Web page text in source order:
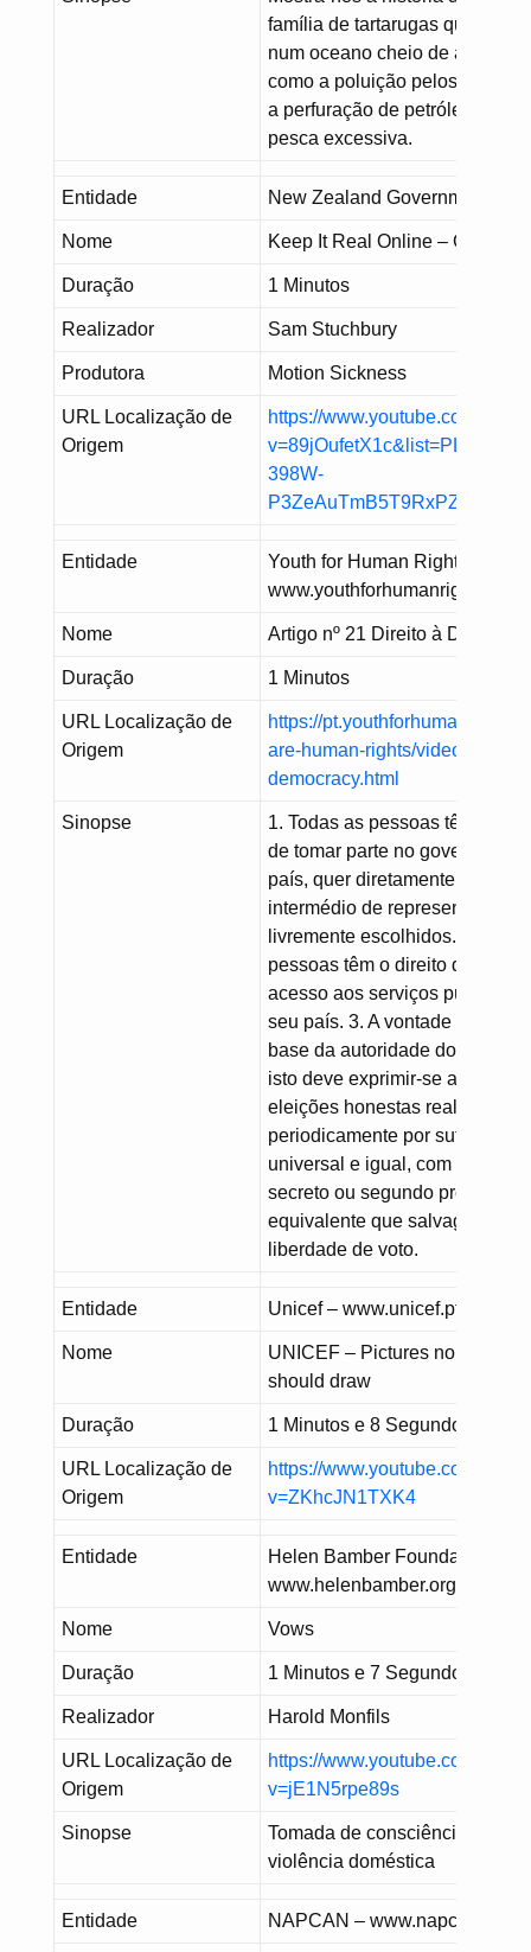
família de tartarugas que vive
num oceano cheio de
como a poluição pelos
a perfuração de petróleo e a
pesca excessiva.
Entidade New Zealand Government –
Nome Keep It Real Online –
Duração 1 Minutos
Realizador Sam Stuchbury
Produtora Motion Sickness
URL Localização de
Origem
https://www.youtube.com/
v=89jOufetX1c&list=PL63ZI-
398W-
Entidade
Youth for Human Rights –
www.youthforhumanrights.org
Nome Artigo nº 21 Direito à
Duração 1 Minutos
URL Localização de
Origem
https://
are-human-rights/videos/right-
democracy.html
Sinopse
1. Todas as pessoas têm o
de tomar parte no governo do
país, quer diretamente, quer
intermédio de representantes
livremente escolhidos. Todas
pessoas têm o direito de igual
acesso aos serviços públicos
seu país. 3. A vontade do povo
base da autoridade do
isto deve exprimir-se através
eleições honestas realizadas
periodicamente por sufrágio
universal e igual, com voto
secreto ou segundo processo
equivalente que salvaguarde a
liberdade de voto.
Entidade Unicef – www.unicef.pt
Nome
UNICEF – Pictures no Child
should draw
Duração 1 Minutos e 8 Segundos
URL Localização de
Origem
https://www.youtube.com/
v=ZKhcJN1TXK4
Entidade
Helen Bamber Foundation –
www.helenbamber.org
Nome Vows
Duração 1 Minutos e 7 Segundos
Realizador Harold Monfils
URL Localização de
Origem
https://www.youtube.com/
v=jE1N5rpe89s
Sinopse
Tomada de consciência sobre
violência doméstica
Entidade NAPCAN –